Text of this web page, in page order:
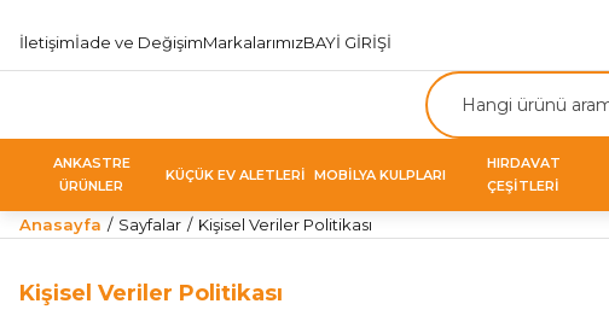
İletişimİade ve DeğişimMarkalarımızBAYİ GİRİŞİ
ANKASTRE
ÜRÜNLER
KÜÇÜK EV ALETLERİ MOBİLYA KULPLARI
HIRDAVAT
ÇEŞİTLERİ
Anasayfa Sayfalar Kişisel Veriler Politikası
Kişisel Veriler Politikası